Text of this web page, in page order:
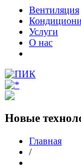
Вентиляция
Услуги
О нас
Новые
Главная
/